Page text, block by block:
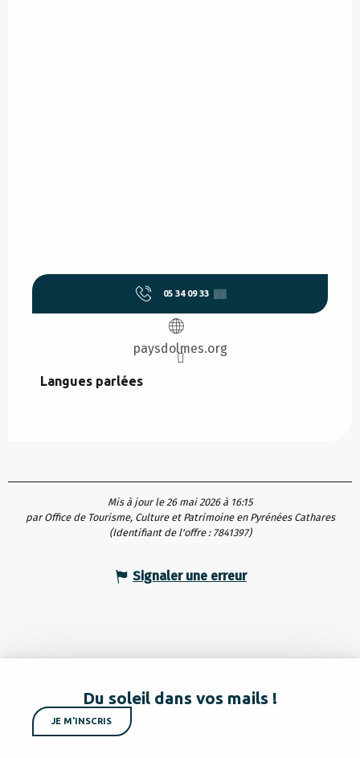
05 34 09 33 ▒▒
paysdolmes.org
Langues parlées
Langues parlées
Mis à jour le 26 mai 2026 à 16:15
par Office de Tourisme, Culture et Patrimoine en Pyrénées Cathares
(Identifiant de l'offre : 7841397)
Signaler une erreur
Du soleil dans vos mails !
JE M'INSCRIS